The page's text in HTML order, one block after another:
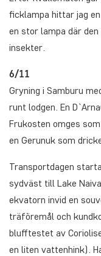
ficklampa hittar jag
en stor lampa där
insekter.
6/11
Gryning i Samburu
runt lodgen. En
Frukosten omges
en Gerunuk som
Transportdagen
sydväst till Lake
ekvatorn invid en
träföremål och
blufftestet av
en liten vattenhink).